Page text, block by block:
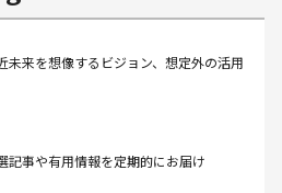
未来を想像するビジョン、想定外の活用
記事や有用情報を定期的にお届け